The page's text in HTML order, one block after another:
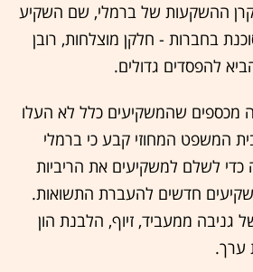
קרן ההשקעות של ברמלי, שם השקיע
בחברות - חלקן מוצלחות, רובן
להפסדים גדולים.
מכספים שהמשקיעים כלל לא העלו
המשפט המחוזי קבע כי ברמלי
לשלם למשקיעים את הריביות
חדשים להעברת התשואות.
גניבה ממעביד, זיוף, הלבנת הון
ערך.